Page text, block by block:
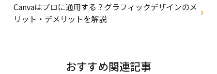
Canvaはプロに通用する？グラフィックデザインのメ
リット・デメリットを解説
おすすめ関連記事